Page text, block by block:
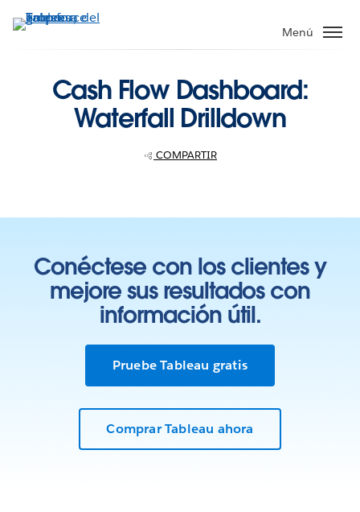
Menú
Cash Flow Dashboard:
Waterfall Drilldown
COMPARTIR
Conéctese con los clientes y
mejore sus resultados con
información útil.
Pruebe Tableau gratis
Comprar Tableau ahora